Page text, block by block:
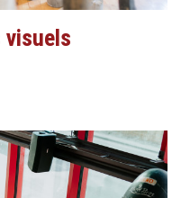
visuels